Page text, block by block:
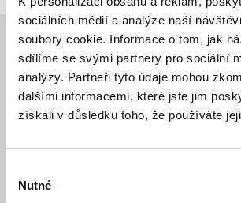
sociálních médií a analýze naší
soubory cookie. Informace o tom, jak
sdílíme se svými partnery pro sociální
analýzy. Partneři tyto údaje mohou
dalšími informacemi, které jste jim
získali v důsledku toho, že používáte
souhlasu
Nutné
tel: +49-(0(172 - 8744 229
e-mail:
Docreview, Warsaw
One world Prague,
16th Berlin and Beyond,
Baghdad International
Související filmy (20)
Tomáš Kudrna